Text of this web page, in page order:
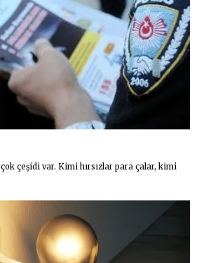
çeşidi var. Kimi hırsızlar para çalar, kimi